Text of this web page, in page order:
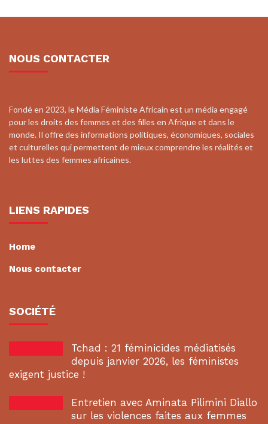
NOUS CONTACTER
Fondé en 2023, le Média Féministe Africain est un média engagé
pour les droits des femmes et des filles en Afrique et dans le
monde. Il offre des informations politiques, économiques, sociales
et culturelles qui permettent de mieux comprendre les réalités et
les luttes des femmes africaines.
LIENS RAPIDES
Home
Nous contacter
SOCIÉTÉ
Tchad : 21 féminicides médiatisés
depuis janvier 2026, les féministes
exigent justice !
Entretien avec Aminata Pilimini Diallo
sur les violences faites aux femmes